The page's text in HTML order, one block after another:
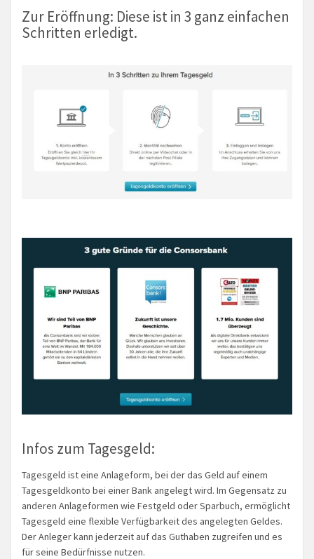
Zur Eröffnung: Diese ist in 3 ganz einfachen
Schritten erledigt.
Infos zum Tagesgeld:
Tagesgeld ist eine Anlageform, bei der das Geld auf einem
Tagesgeldkonto bei einer Bank angelegt wird. Im Gegensatz zu
anderen Anlageformen wie Festgeld oder Sparbuch, ermöglicht
Tagesgeld eine flexible Verfügbarkeit des angelegten Geldes.
Der Anleger kann jederzeit auf das Guthaben zugreifen und es
für seine Bedürfnisse nutzen.